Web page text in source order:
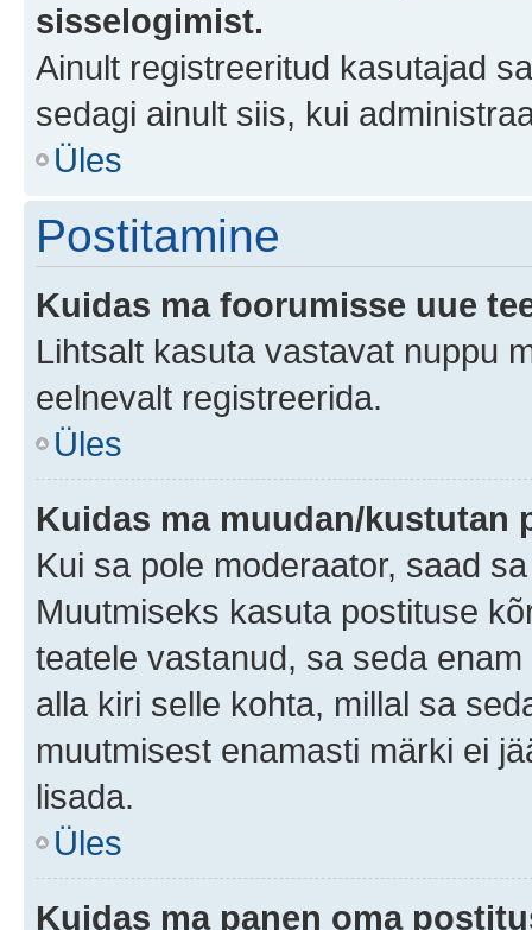
sisselogimist.
Ainult registreeritud kasutajad
sedagi ainult siis, kui
Üles
Postitamine
Kuidas ma foorumisse uue
Lihtsalt kasuta vastavat nuppu
eelnevalt registreerida.
Üles
Kuidas ma muudan/kustutan
Kui sa pole moderaator, saad
Muutmiseks kasuta postituse
teatele vastanud, sa seda
alla kiri selle kohta, millal sa
muutmisest enamasti märki ei
lisada.
Üles
Kuidas ma panen oma